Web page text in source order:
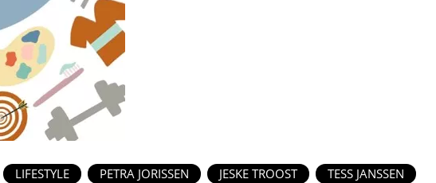
LIFESTYLE PETRA JORISSEN JESKE TROOST TESS JANSSEN